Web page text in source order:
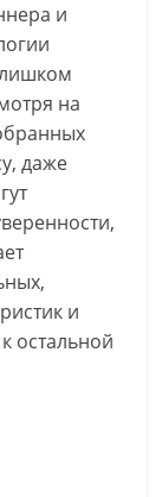
и
на
даже
и
остальной